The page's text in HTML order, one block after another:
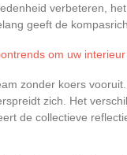
verbeteren,
geeft de
om uw
zonder koers
zich. Het
de collectieve